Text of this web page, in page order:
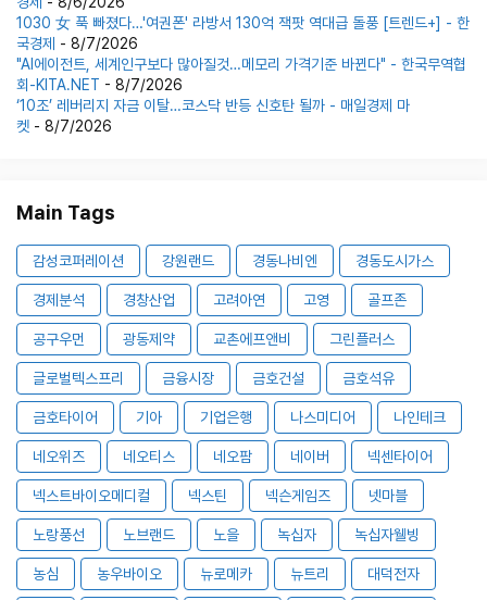
1030 女 푹 빠졌다…'여권폰' 라방서 130억 잭팟 역대급 돌풍 [트렌드+] - 한
국경제 - 8/7/2026
"AI에이전트, 세계인구보다 많아질것…메모리 가격기준 바뀐다" - 한국무역협
회-KITA.NET - 8/7/2026
‘10조’ 레버리지 자금 이탈…코스닥 반등 신호탄 될까 - 매일경제 마
켓 - 8/7/2026
Main Tags
감성코퍼레이션 강원랜드 경동나비엔 경동도시가스
경제분석 경창산업 고려아연 고영 골프존
공구우먼 광동제약 교촌에프앤비 그린플러스
글로벌텍스프리 금융시장 금호건설 금호석유
금호타이어 기아 기업은행 나스미디어 나인테크
네오위즈 네오티스 네오팜 네이버 넥센타이어
넥스트바이오메디컬 넥스틴 넥슨게임즈 넷마블
노랑풍선 노브랜드 노을 녹십자 녹십자웰빙
농심 농우바이오 뉴로메카 뉴트리 대덕전자